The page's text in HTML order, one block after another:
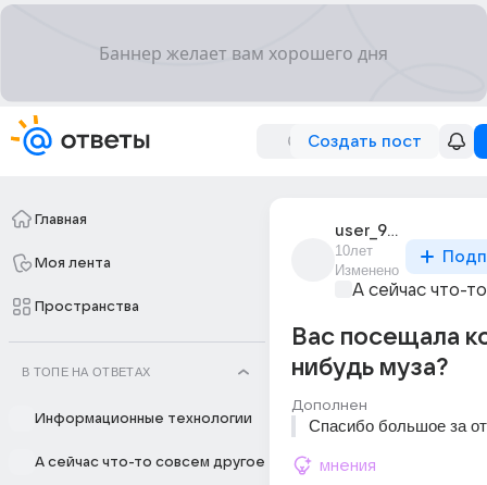
Создать пост
Главная
Моя лента
Пространства
В ТОПЕ НА ОТВЕТАХ
Информационные технологии
А сейчас что-то совсем другое
user_96710313
10лет
Изменено
А сейчас что-
Вас посещала
нибудь муза?
Дополнен
Спасибо большое за
мнения